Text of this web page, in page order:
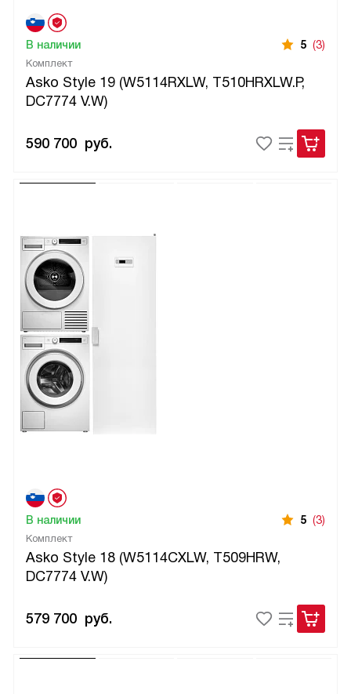
Комплект
Asko Style 19 (W5114RXLW, T510HRXLW.P,
DC7774 V.W)
В наличии 5 (3)
590 700 руб.
Комплект
Asko Style 18 (W5114CXLW, T509HRW,
DC7774 V.W)
В наличии 5 (3)
579 700 руб.